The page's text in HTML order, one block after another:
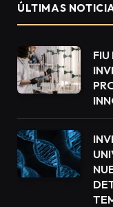
ÚLTIMAS
FIU